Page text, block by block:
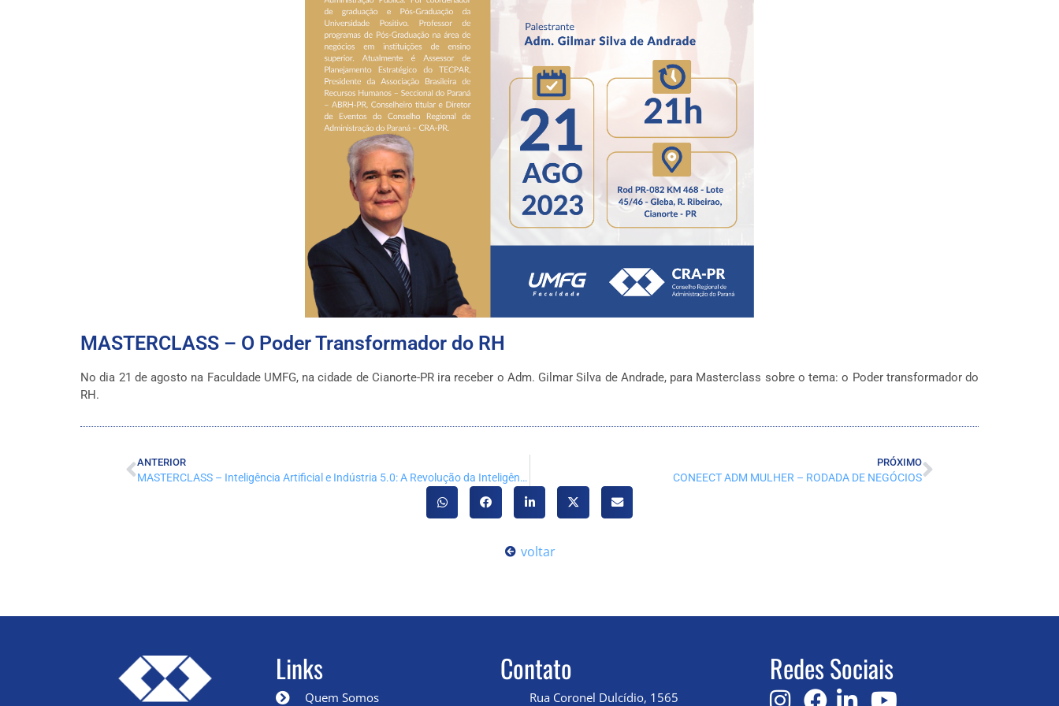
MASTERCLASS – O Poder Transformador do RH
No dia 21 de agosto na Faculdade UMFG, na cidade de Cianorte-PR ira receber o Adm. Gilmar Silva de Andrade, para Masterclass sobre o tema: o Poder transformador do
RH.
ANTERIOR
MASTERCLASS – Inteligência Artificial e Indústria 5.0: A Revolução da Inteligência Artificial na Manufatura
PRÓXIMO
CONEECT ADM MULHER – RODADA DE NEGÓCIOS
voltar
Links
Quem Somos
Contato
Rua Coronel Dulcídio, 1565
Redes Sociais